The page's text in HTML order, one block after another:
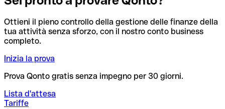
Ottieni il pieno controllo della gestione delle finanze della
tua attività senza sforzo, con il nostro conto business
completo.
Inizia la prova
Prova Qonto gratis senza impegno per 30 giorni.
Lista d'attesa
Tariffe